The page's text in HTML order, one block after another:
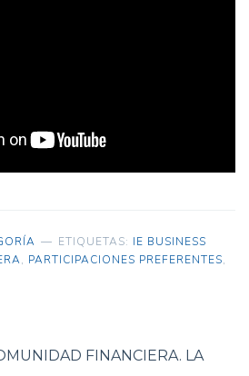
ETIQUETAS: IE BUSINESS
, PARTICIPACIONES PREFERENTES,
FINANCIERA. LA